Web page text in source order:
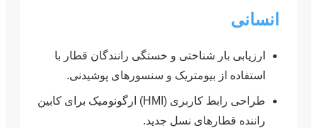
انسانی
ارزیابی بار شناختی و خستگی رانندگان قطار با
استفاده از بیومتریک و سنسورهای پوشیدنی.
طراحی رابط کاربری (HMI) ارگونومیک برای کابین
راننده قطارهای نسل جدید.